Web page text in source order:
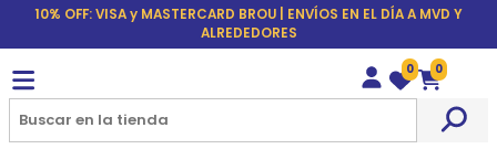
10% OFF: VISA y MASTERCARD BROU | ENVÍOS EN EL DÍA A MVD Y
ALREDEDORES
Wishlist
0
Carrito
0